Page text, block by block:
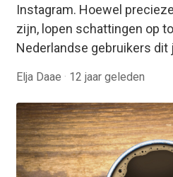
Instagram. Hoewel
zijn, lopen schattingen op
Nederlandse gebruikers dit
Elja Daae · 12 jaar geleden